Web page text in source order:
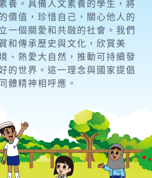
養。具備人文素養的學生，將
價值，珍惜自己，關心他人的
一個關愛和共融的社會。我們
和傳承歷史與文化，欣賞美
、熱愛大自然，推動可持續發
的世界。這一理念與國家提倡
體精神相呼應。